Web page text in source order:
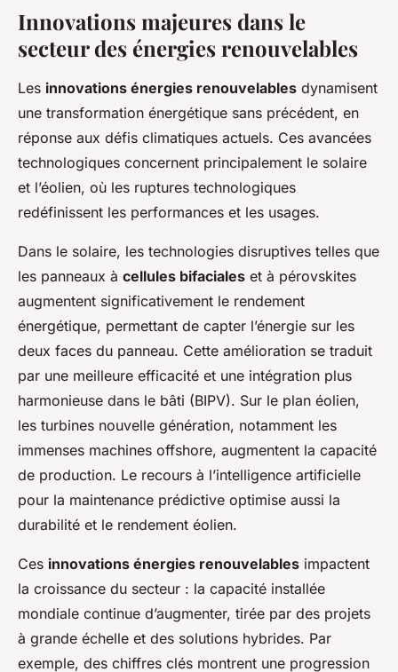
Quelles innovations changent
le paysage des énergies
renouvelables ?
Adèle 5 mai 2025 • 5 min de lecture
Innovations majeures dans le
secteur des énergies renouvelables
Les innovations énergies renouvelables dynamisent
une transformation énergétique sans précédent, en
réponse aux défis climatiques actuels. Ces avancées
technologiques concernent principalement le solaire
et l’éolien, où les ruptures technologiques
redéfinissent les performances et les usages.
Dans le solaire, les technologies disruptives telles que
les panneaux à cellules bifaciales et à pérovskites
augmentent significativement le rendement
énergétique, permettant de capter l’énergie sur les
deux faces du panneau. Cette amélioration se traduit
par une meilleure efficacité et une intégration plus
harmonieuse dans le bâti (BIPV). Sur le plan éolien,
les turbines nouvelle génération, notamment les
immenses machines offshore, augmentent la capacité
de production. Le recours à l’intelligence artificielle
pour la maintenance prédictive optimise aussi la
durabilité et le rendement éolien.
Ces innovations énergies renouvelables impactent
la croissance du secteur : la capacité installée
mondiale continue d’augmenter, tirée par des projets
à grande échelle et des solutions hybrides. Par
exemple, des chiffres clés montrent une progression